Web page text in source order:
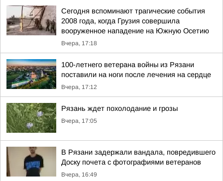
Сегодня вспоминают трагические события
2008 года, когда Грузия совершила
вооруженное нападение на Южную Осетию
Вчера, 17:18
100-летнего ветерана войны из Рязани
поставили на ноги после лечения на сердце
Вчера, 17:12
Рязань ждет похолодание и грозы
Вчера, 17:05
В Рязани задержали вандала, повредившего
Доску почета с фотографиями ветеранов
Вчера, 16:49